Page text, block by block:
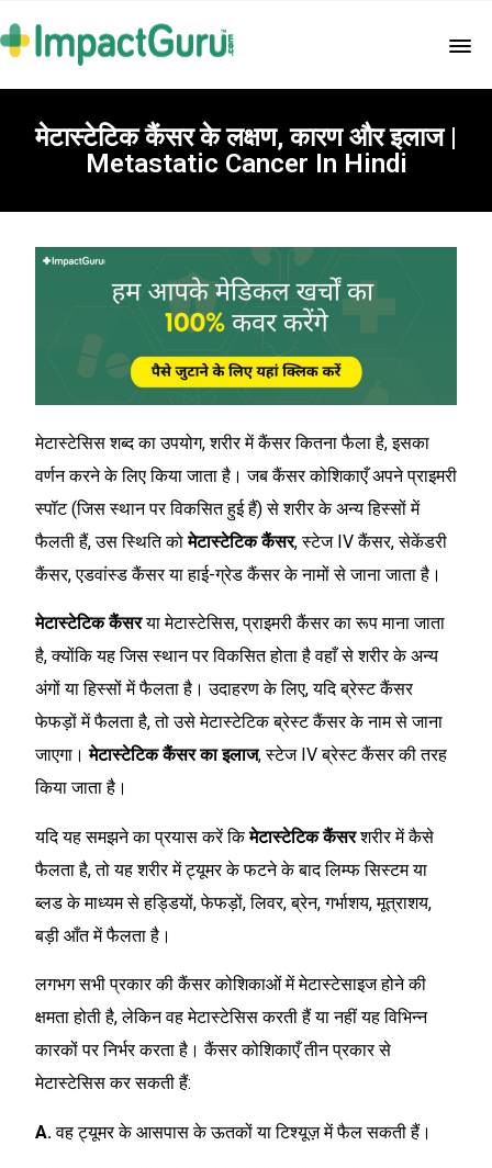
मेटास्टेटिक कैंसर के लक्षण, कारण और इलाज |
Metastatic Cancer In Hindi
मेटास्टेसिस शब्द का उपयोग, शरीर में कैंसर कितना फैला है, इसका
वर्णन करने के लिए किया जाता है। जब कैंसर कोशिकाएँ अपने प्राइमरी
स्पॉट (जिस स्थान पर विकसित हुई हैं) से शरीर के अन्य हिस्सों में
फैलती हैं, उस स्थिति कोमेटास्टेटिक कैंसर, स्टेज IV कैंसर, सेकेंडरी
कैंसर, एडवांस्ड कैंसर या हाई-ग्रेड कैंसर के नामों से जाना जाता है।
मेटास्टेटिक कैंसरया मेटास्टेसिस, प्राइमरी कैंसर का रूप माना जाता
है, क्योंकि यह जिस स्थान पर विकसित होता है वहाँ से शरीर के अन्य
अंगों या हिस्सों में फैलता है। उदाहरण के लिए, यदि ब्रेस्ट कैंसर
फेफड़ों में फैलता है, तो उसे मेटास्टेटिक ब्रेस्ट कैंसर के नाम से जाना
जाएगा।मेटास्टेटिक कैंसर का इलाज, स्टेज IV ब्रेस्ट कैंसर की तरह
किया जाता है।
यदि यह समझने का प्रयास करें किमेटास्टेटिक कैंसरशरीर में कैसे
फैलता है, तो यह शरीर में ट्यूमर के फटने के बाद लिम्फ सिस्टम या
ब्लड के माध्यम से हड्डियों, फेफड़ों, लिवर, ब्रेन, गर्भाशय, मूत्राशय,
बड़ी आँत में फैलता है।
लगभग सभी प्रकार की कैंसर कोशिकाओं में मेटास्टेसाइज होने की
क्षमता होती है, लेकिन वह मेटास्टेसिस करती हैं या नहीं यह विभिन्न
कारकों पर निर्भर करता है। कैंसर कोशिकाएँ तीन प्रकार से
मेटास्टेसिस कर सकती हैं:
A.वह ट्यूमर के आसपास के ऊतकों या टिश्यूज़ में फैल सकती हैं।